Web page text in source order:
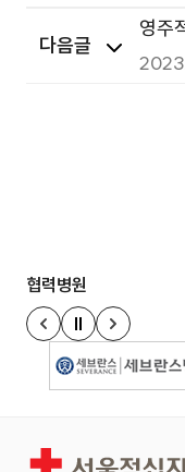
다음글
영주
가위
협력병원
이전 슬라이드
정지
다음 슬라
경인권역재활병원